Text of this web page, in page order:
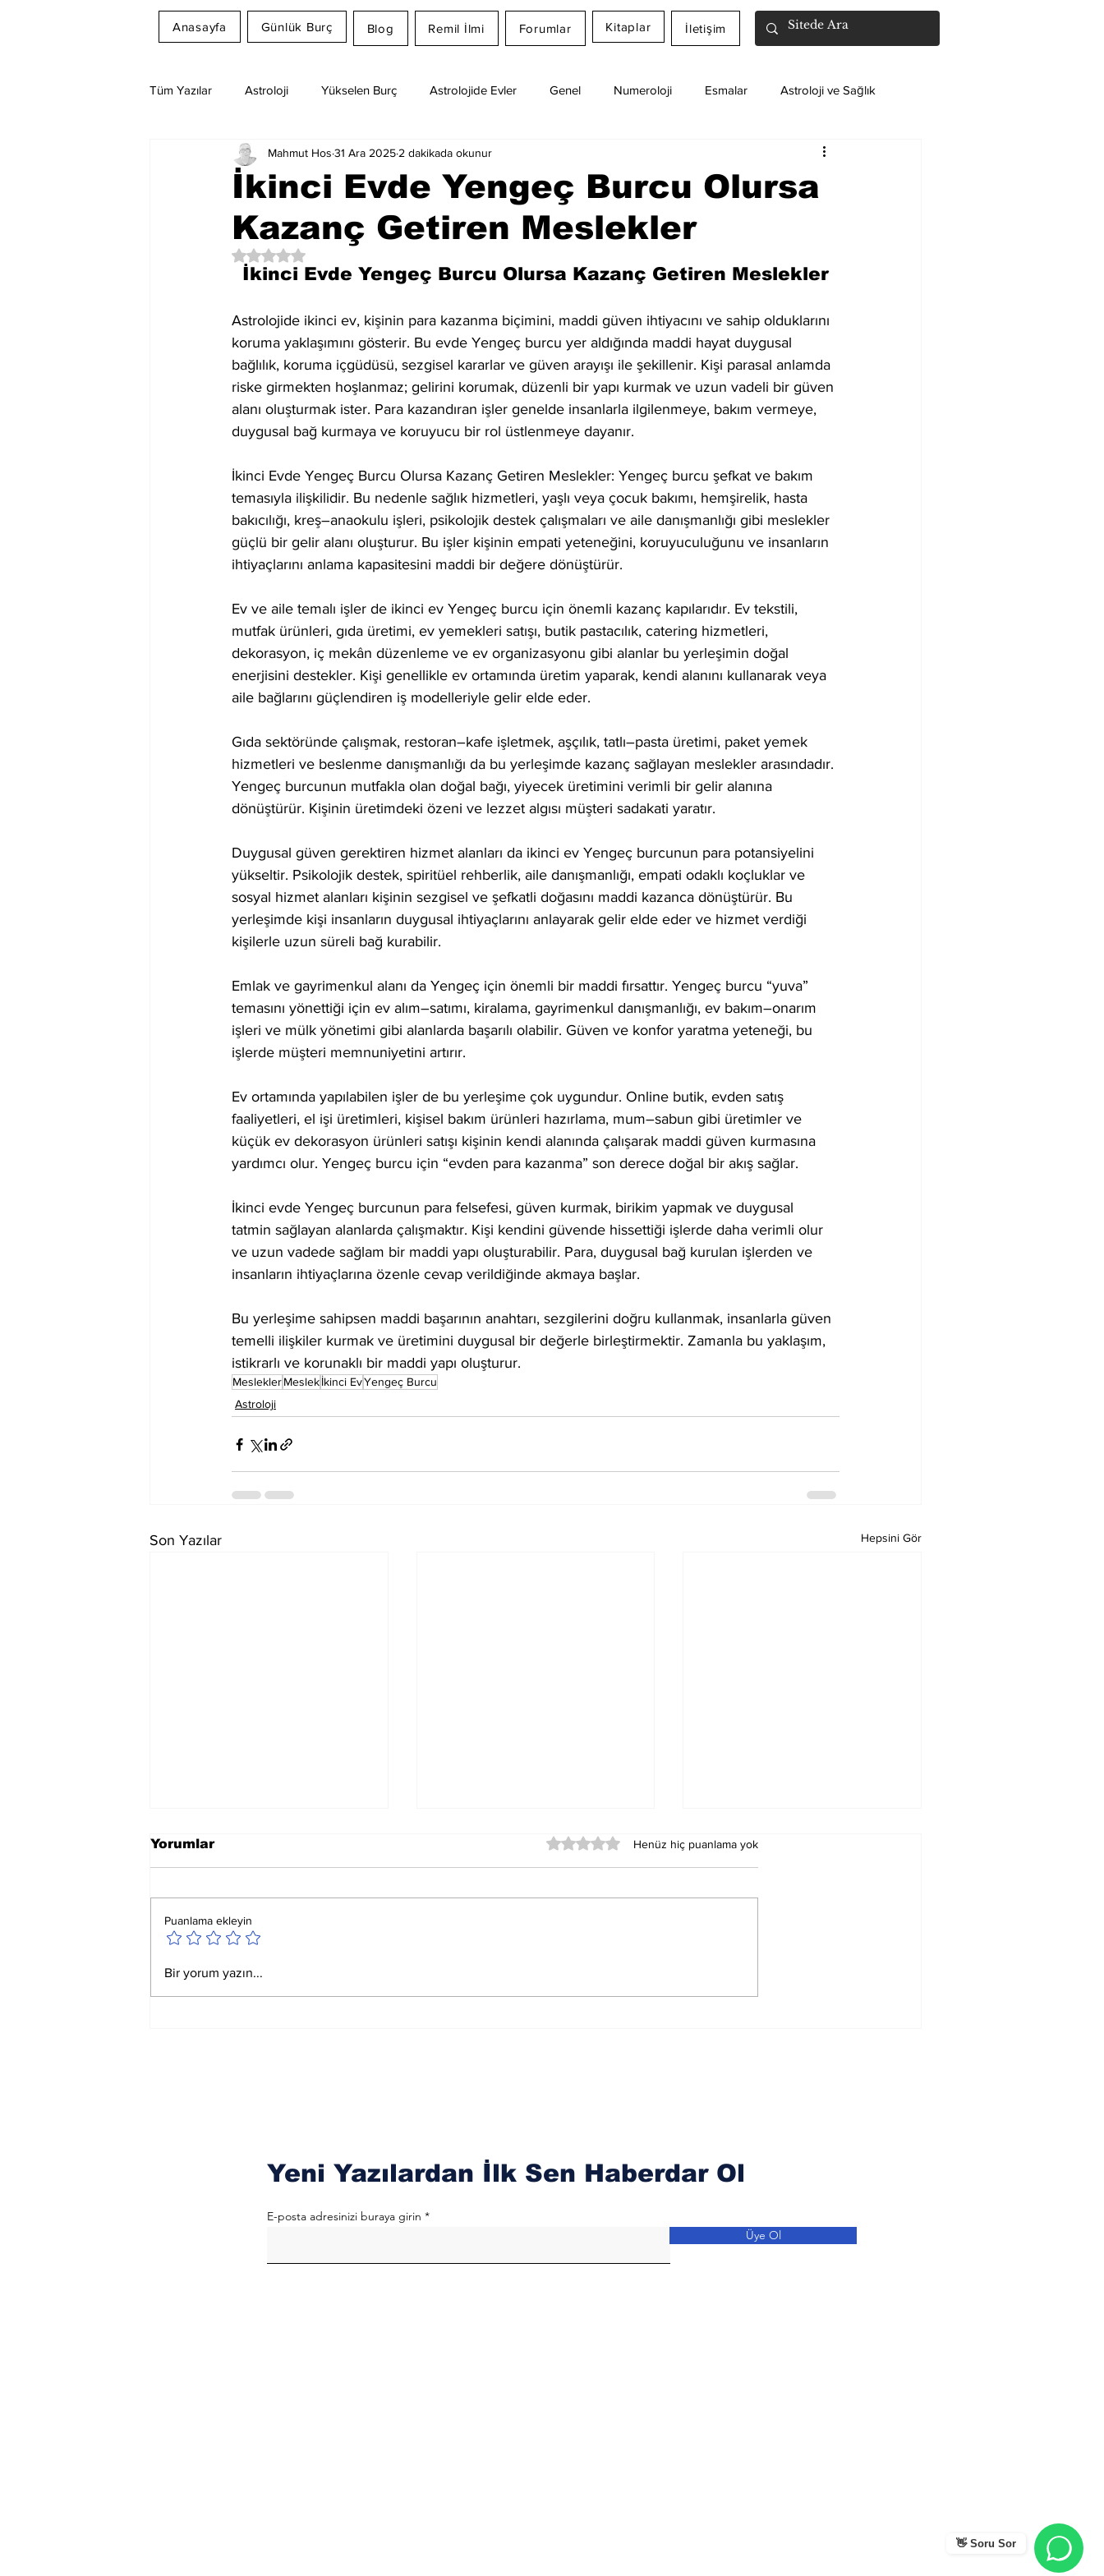
👋 Soru Sor
Anasayfa Günlük Burç Blog Remil İlmi Forumlar Kitaplar İletişim
Tüm Yazılar Astroloji Yükselen Burç Astrolojide Evler Genel Numeroloji Esmalar Astroloji ve Sağlık
Rüya Tabirleri Ay Burcu Günlük Burç Yorumları
İkinci Evde Yengeç Burcu Olursa
Kazanç Getiren Meslekler
Mahmut Hos 31 Ara 2025 2 dakikada okunur
5 üzerinden NaN yıldız
İkinci Evde Yengeç Burcu Olursa Kazanç Getiren Meslekler
Astrolojide ikinci ev, kişinin para kazanma biçimini, maddi güven ihtiyacını ve sahip olduklarını
koruma yaklaşımını gösterir. Bu evde Yengeç burcu yer aldığında maddi hayat duygusal
bağlılık, koruma içgüdüsü, sezgisel kararlar ve güven arayışı ile şekillenir. Kişi parasal anlamda
riske girmekten hoşlanmaz; gelirini korumak, düzenli bir yapı kurmak ve uzun vadeli bir güven
alanı oluşturmak ister. Para kazandıran işler genelde insanlarla ilgilenmeye, bakım vermeye,
duygusal bağ kurmaya ve koruyucu bir rol üstlenmeye dayanır.
İkinci Evde Yengeç Burcu Olursa Kazanç Getiren Meslekler: Yengeç burcu şefkat ve bakım
temasıyla ilişkilidir. Bu nedenle sağlık hizmetleri, yaşlı veya çocuk bakımı, hemşirelik, hasta
bakıcılığı, kreş–anaokulu işleri, psikolojik destek çalışmaları ve aile danışmanlığı gibi meslekler
güçlü bir gelir alanı oluşturur. Bu işler kişinin empati yeteneğini, koruyuculuğunu ve insanların
ihtiyaçlarını anlama kapasitesini maddi bir değere dönüştürür.
Ev ve aile temalı işler de ikinci ev Yengeç burcu için önemli kazanç kapılarıdır. Ev tekstili,
mutfak ürünleri, gıda üretimi, ev yemekleri satışı, butik pastacılık, catering hizmetleri,
dekorasyon, iç mekân düzenleme ve ev organizasyonu gibi alanlar bu yerleşimin doğal
enerjisini destekler. Kişi genellikle ev ortamında üretim yaparak, kendi alanını kullanarak veya
aile bağlarını güçlendiren iş modelleriyle gelir elde eder.
Gıda sektöründe çalışmak, restoran–kafe işletmek, aşçılık, tatlı–pasta üretimi, paket yemek
hizmetleri ve beslenme danışmanlığı da bu yerleşimde kazanç sağlayan meslekler arasındadır.
Yengeç burcunun mutfakla olan doğal bağı, yiyecek üretimini verimli bir gelir alanına
dönüştürür. Kişinin üretimdeki özeni ve lezzet algısı müşteri sadakati yaratır.
Duygusal güven gerektiren hizmet alanları da ikinci ev Yengeç burcunun para potansiyelini
yükseltir. Psikolojik destek, spiritüel rehberlik, aile danışmanlığı, empati odaklı koçluklar ve
sosyal hizmet alanları kişinin sezgisel ve şefkatli doğasını maddi kazanca dönüştürür. Bu
yerleşimde kişi insanların duygusal ihtiyaçlarını anlayarak gelir elde eder ve hizmet verdiği
kişilerle uzun süreli bağ kurabilir.
Emlak ve gayrimenkul alanı da Yengeç için önemli bir maddi fırsattır. Yengeç burcu “yuva”
temasını yönettiği için ev alım–satımı, kiralama, gayrimenkul danışmanlığı, ev bakım–onarım
işleri ve mülk yönetimi gibi alanlarda başarılı olabilir. Güven ve konfor yaratma yeteneği, bu
işlerde müşteri memnuniyetini artırır.
Ev ortamında yapılabilen işler de bu yerleşime çok uygundur. Online butik, evden satış
faaliyetleri, el işi üretimleri, kişisel bakım ürünleri hazırlama, mum–sabun gibi üretimler ve
küçük ev dekorasyon ürünleri satışı kişinin kendi alanında çalışarak maddi güven kurmasına
yardımcı olur. Yengeç burcu için “evden para kazanma” son derece doğal bir akış sağlar.
İkinci evde Yengeç burcunun para felsefesi, güven kurmak, birikim yapmak ve duygusal
tatmin sağlayan alanlarda çalışmaktır. Kişi kendini güvende hissettiği işlerde daha verimli olur
ve uzun vadede sağlam bir maddi yapı oluşturabilir. Para, duygusal bağ kurulan işlerden ve
insanların ihtiyaçlarına özenle cevap verildiğinde akmaya başlar.
Bu yerleşime sahipsen maddi başarının anahtarı, sezgilerini doğru kullanmak, insanlarla güven
temelli ilişkiler kurmak ve üretimini duygusal bir değerle birleştirmektir. Zamanla bu yaklaşım,
istikrarlı ve korunaklı bir maddi yapı oluşturur.
MesleklerMeslekİkinci EvYengeç Burcu
Astroloji
Son Yazılar Hepsini Gör
Ay Yay Burcunda
Akreplere Etkileri
Okunacak Esmalar
Yorumlar 5 üzerinden 0 yıldızHenüz hiç puanlama yok
Puanlama ekleyin
Bir yorum yazın...
Yeni Yazılardan İlk Sen Haberdar Ol
E-posta adresinizi buraya girin
Üye Ol